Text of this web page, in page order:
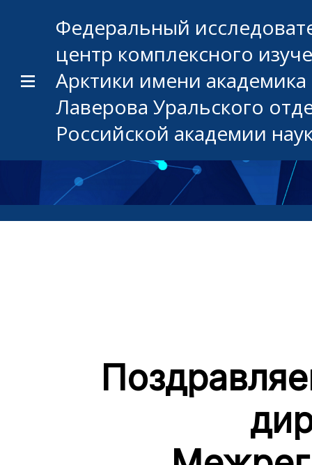
Федеральный
центр комплексного
Арктики имени
Лаверова Уральского
Российской академии